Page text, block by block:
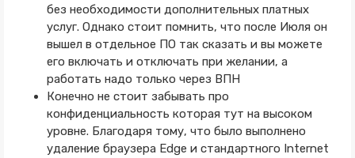
без необходимости дополнительных платных
услуг. Однако стоит помнить, что после Июля он
вышел в отдельное ПО так сказать и вы можете
его включать и отключать при желании, а
работать надо только через ВПН
Конечно не стоит забывать про
конфиденциальность которая тут на высоком
уровне. Благодаря тому, что было выполнено
удаление браузера Edge и стандартного Internet